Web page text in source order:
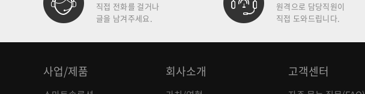
직접 전화를 걸거나
글을 남겨주세요.
원격으로 담당직원이
직접 도와드립니다.
사업/제품 회사소개 고객센터